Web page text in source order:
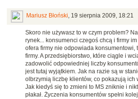
Mariusz Błoński, 19 sierpnia 2009, 18:21
Skoro nie używasz to w czym problem?
rynek... konsumenci czegoś chcą i firmy
ofera firmy nie odpowiada konsumentowi,
firmy. A przedsiębiorstwo, które ciągle i
zadowolić odpowiedniej liczby
jest tutaj wyjątkiem. Jak na razie są w
olbrzymią liczbę klientów, co pokazują ich
Jak kiedyś się to zmieni to MS zniknie i
płakał. Życzenia konsumentów spełni